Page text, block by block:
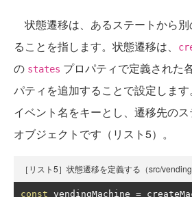
状態遷移は、あるステートから
ることを指します。状態遷移は、
の states プロパティで定義された
パティを追加することで設定します。
イベント名をキーとし、遷移先の
オブジェクトです（リスト5）。
［リスト5］状態遷移を定義する（src/
const vendingMachine =